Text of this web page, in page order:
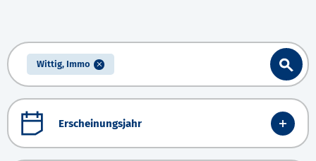
Wittig, Immo
Erscheinungsjahr